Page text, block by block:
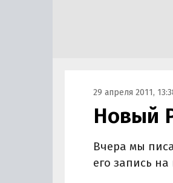
29 апреля 2011,
Новый
Вчера мы
его запись